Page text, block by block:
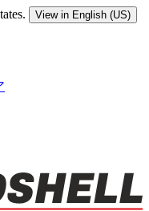
View in English (US)